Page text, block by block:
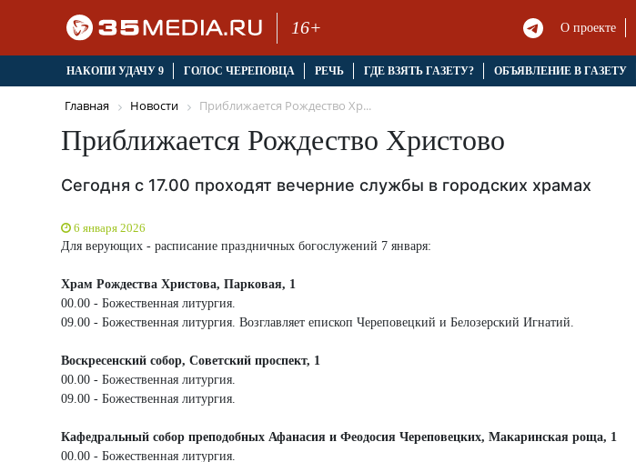
16+ О проекте
НАКОПИ УДАЧУ 9 ГОЛОС ЧЕРЕПОВЦА РЕЧЬ ГДЕ ВЗЯТЬ ГАЗЕТУ? ОБЪЯВЛЕНИЕ В ГАЗЕТУ
Главная Новости Приближается Рождество Хр...
Приближается Рождество Христово
Сегодня с 17.00 проходят вечерние службы в городских храмах
6 января 2026
Для верующих - расписание праздничных богослужений 7 января:
Храм Рождества Христова, Парковая, 1
00.00 - Божественная литургия.
09.00 - Божественная литургия. Возглавляет епископ Череповецкий и Белозерский Игнатий.
Воскресенский собор, Советский проспект, 1
00.00 - Божественная литургия.
09.00 - Божественная литургия.
Кафедральный собор преподобных Афанасия и Феодосия Череповецких, Макаринская роща, 1
00.00 - Божественная литургия.